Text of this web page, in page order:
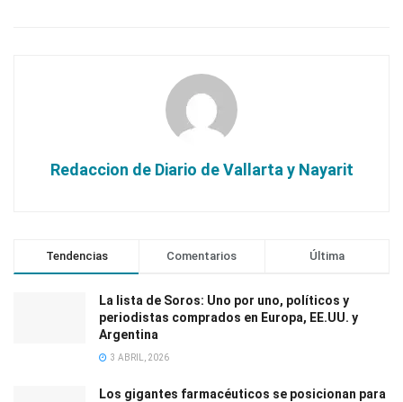
Redaccion de Diario de Vallarta y Nayarit
Tendencias Comentarios Última
La lista de Soros: Uno por uno, políticos y
periodistas comprados en Europa, EE.UU. y
Argentina
3 ABRIL, 2026
Los gigantes farmacéuticos se posicionan para